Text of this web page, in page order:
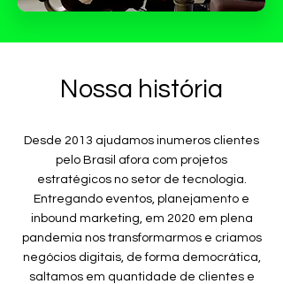
Nossa história
Desde 2013 ajudamos inumeros clientes
pelo Brasil afora com projetos
estratégicos no setor de tecnologia.
Entregando eventos, planejamento e
inbound marketing, em 2020 em plena
pandemia nos transformarmos e criamos
negócios digitais, de forma democrática,
saltamos em quantidade de clientes e